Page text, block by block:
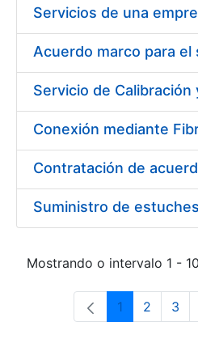
Mostrando o intervalo 1 -
Páxina
1 Páxina
2 3